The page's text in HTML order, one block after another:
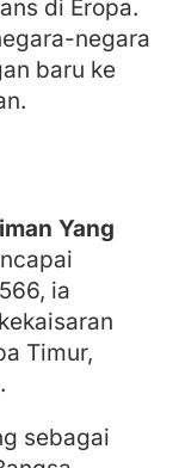
di Eropa.
negara
baru ke
Yang
ia
Timur,
sebagai